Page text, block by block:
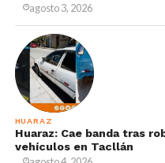
agosto 3, 2026
HUARAZ
Huaraz: Cae banda tras
vehículos en Tacllán